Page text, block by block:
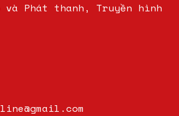
và Phát thanh, Truyền hình